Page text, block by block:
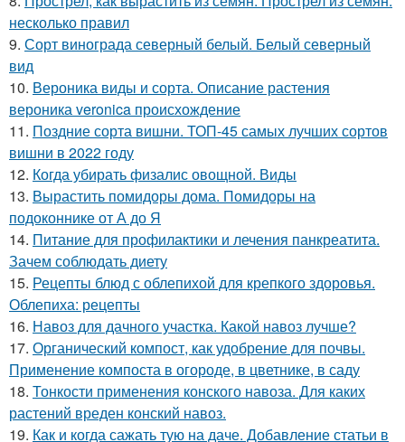
несколько правил
9. Сорт винограда северный белый. Белый северный
вид
10. Вероника виды и сорта. Описание растения
вероника veronica происхождение
11. Поздние сорта вишни. ТОП-45 самых лучших сортов
вишни в 2022 году
12. Когда убирать физалис овощной. Виды
13. Вырастить помидоры дома. Помидоры на
подоконнике от А до Я
14. Питание для профилактики и лечения панкреатита.
Зачем соблюдать диету
15. Рецепты блюд с облепихой для крепкого здоровья.
Облепиха: рецепты
16. Навоз для дачного участка. Какой навоз лучше?
17. Органический компост, как удобрение для почвы.
Применение компоста в огороде, в цветнике, в саду
18. Тонкости применения конского навоза. Для каких
растений вреден конский навоз.
19. Как и когда сажать тую на даче. Добавление статьи в